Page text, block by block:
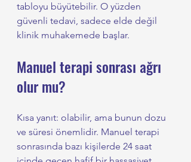
tabloyu büyütebilir. O yüzden
güvenli tedavi, sadece elde değil
klinik muhakemede başlar.
Manuel terapi sonrası ağrı
olur mu?
Kısa yanıt: olabilir, ama bunun dozu
ve süresi önemlidir. Manuel terapi
sonrasında bazı kişilerde 24 saat